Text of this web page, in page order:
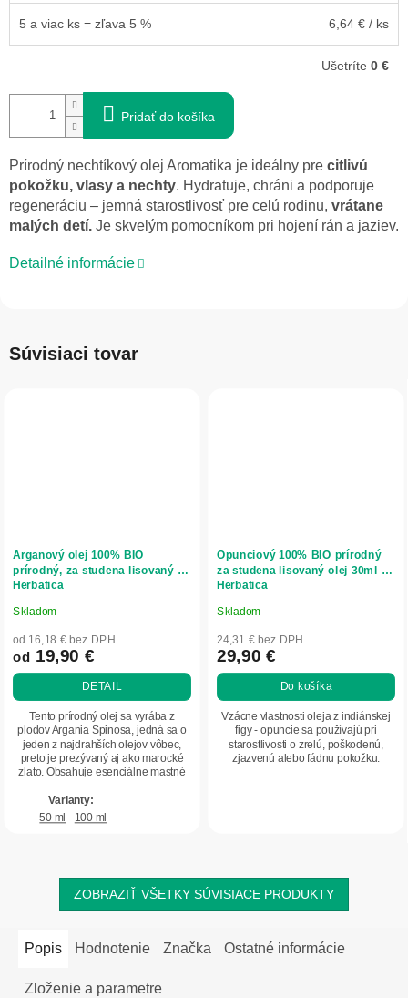
5 a viac ks = zľava 5 % 6,64 € / ks
Ušetríte 0 €
Pridať do košíka
Prírodný nechtíkový olej Aromatika je ideálny pre citlivú
pokožku, vlasy a nechty. Hydratuje, chráni a podporuje
regeneráciu – jemná starostlivosť pre celú rodinu, vrátane
malých detí. Je skvelým pomocníkom pri hojení rán a jaziev.
Detailné informácie
Súvisiaci tovar
Arganový olej 100% BIO
prírodný, za studena lisovaný -
Herbatica
Priemerné
hodnotenie
produktu
je
5
hviezdičiek.
Skladom
od 16,18 € bez DPH
od 19,90 €
DETAIL
Tento prírodný olej sa vyrába z
plodov Argania Spinosa, jedná sa o
jeden z najdrahších olejov vôbec,
preto je prezývaný aj ako marocké
zlato. Obsahuje esenciálne mastné
50 ml 100 ml
Opunciový 100% BIO prírodný
za studena lisovaný olej 30ml -
Herbatica
Priemerné
hodnotenie
produktu
je
z
hviezdičiek.
Skladom
24,31 € bez DPH
29,90 €
Do košíka
Vzácne vlastnosti oleja z indiánskej
figy - opuncie sa používajú pri
starostlivosti o zrelú, poškodenú,
zjazvenú alebo fádnu pokožku.
ZOBRAZIŤ VŠETKY SÚVISIACE PRODUKTY
Popis Hodnotenie Značka Ostatné informácie
Zloženie a parametre